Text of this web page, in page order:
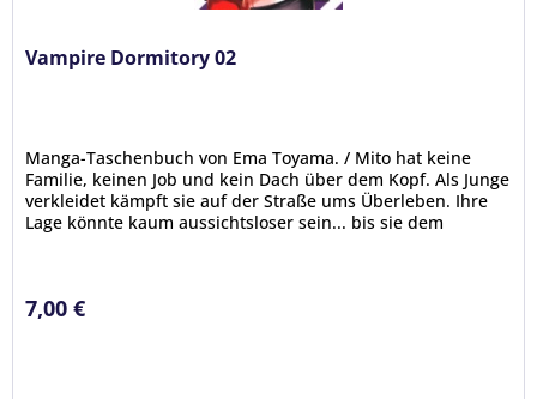
Vampire Dormitory 02
Manga-Taschenbuch von Ema Toyama. / Mito hat keine
Familie, keinen Job und kein Dach über dem Kopf. Als Junge
verkleidet kämpft sie auf der Straße ums Überleben. Ihre
Lage könnte kaum aussichtsloser sein... bis sie dem
7,00 €